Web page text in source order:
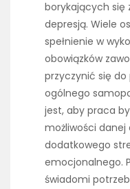
borykających się
depresją. Wiele
spełnienie w
obowiązków
przyczynić się
ogólnego
jest, aby praca
możliwości danej
dodatkowego
emocjonalnego.
świadomi